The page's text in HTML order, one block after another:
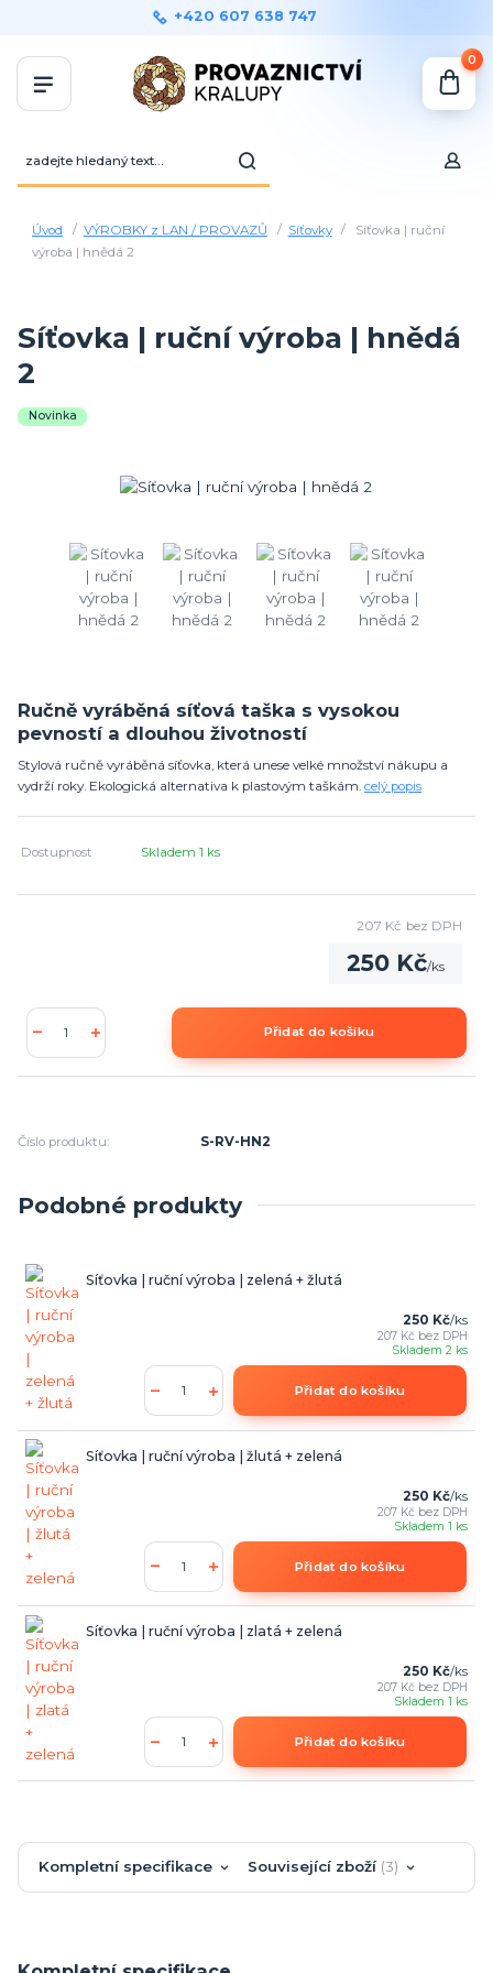
+420 607 638 747
0
Úvod VÝROBKY z LAN / PROVAZŮ Síťovky
Síťovka | ruční
výroba | hnědá 2
Síťovka | ruční výroba | hnědá
2
Novinka
Ručně vyráběná síťová taška s vysokou
pevností a dlouhou životností
Stylová ručně vyráběná síťovka, která unese velké množství nákupu a
vydrží roky. Ekologická alternativa k plastovým taškám. celý popis
Dostupnost Skladem 1 ks
250 Kč/ks
207 Kč bez DPH
Přidat do košíku
Číslo produktu: S-RV-HN2
Podobné produkty
Síťovka | ruční výroba | zelená + žlutá
250 Kč/ks
207 Kč bez DPH
Skladem 2 ks
Přidat do košíku
Síťovka | ruční výroba | žlutá + zelená
250 Kč/ks
207 Kč bez DPH
Skladem 1 ks
Přidat do košíku
Síťovka | ruční výroba | zlatá + zelená
250 Kč/ks
207 Kč bez DPH
Skladem 1 ks
Přidat do košíku
Kompletní specifikace Související zboží 3